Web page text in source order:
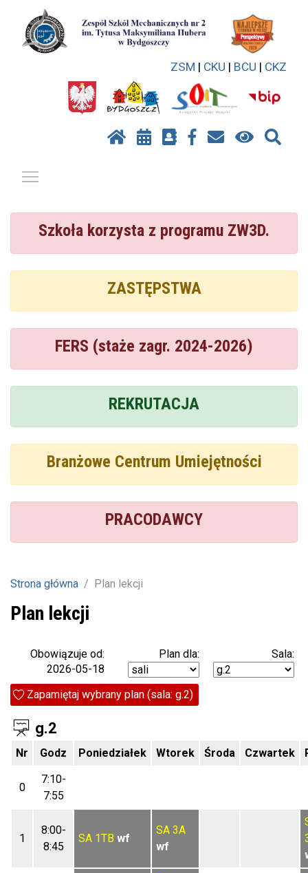
ZSM | CKU | BCU | CKZ
Szkoła korzysta z programu ZW3D.
ZASTĘPSTWA
FERS (staże zagr. 2024-2026)
REKRUTACJA
Branżowe Centrum Umiejętności
PRACODAWCY
Strona główna Plan lekcji
Plan lekcji
Obowiązuje od:
2026-05-18
Plan dla: Sala:
Zapamiętaj wybrany plan (sala: g.2)
g.2
Nr Godz Poniedziałek Wtorek Środa Czwartek
0
7:10-
7:55
1
8:00-
8:45
SA 1TB wf
SA 3A
wf